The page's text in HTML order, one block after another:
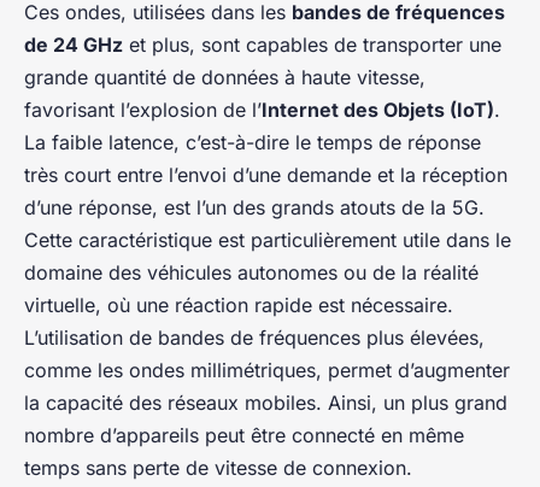
Ces ondes, utilisées dans les bandes de fréquences
de 24 GHz et plus, sont capables de transporter une
grande quantité de données à haute vitesse,
favorisant l’explosion de l’Internet des Objets (IoT).
La faible latence, c’est-à-dire le temps de réponse
très court entre l’envoi d’une demande et la réception
d’une réponse, est l’un des grands atouts de la 5G.
Cette caractéristique est particulièrement utile dans le
domaine des véhicules autonomes ou de la réalité
virtuelle, où une réaction rapide est nécessaire.
L’utilisation de bandes de fréquences plus élevées,
comme les ondes millimétriques, permet d’augmenter
la capacité des réseaux mobiles. Ainsi, un plus grand
nombre d’appareils peut être connecté en même
temps sans perte de vitesse de connexion.